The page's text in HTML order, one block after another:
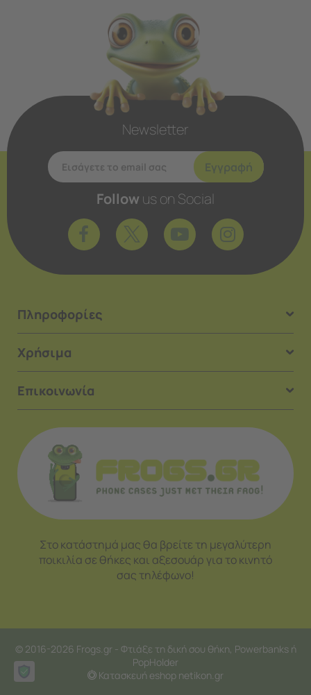
Newsletter
Εγγραφή
Follow us on Social
Πληροφορίες
Χρήσιμα
Επικοινωνία
Στο κατάστημά μας θα βρείτε τη μεγαλύτερη
ποικιλία σε θήκες και αξεσουάρ για το κινητό
σας τηλέφωνο!
© 2016-2026 Frogs.gr - Φτιάξε τη δική σου θήκη, Powerbanks ή
PopHolder
Κατασκευή eshop netikon.gr